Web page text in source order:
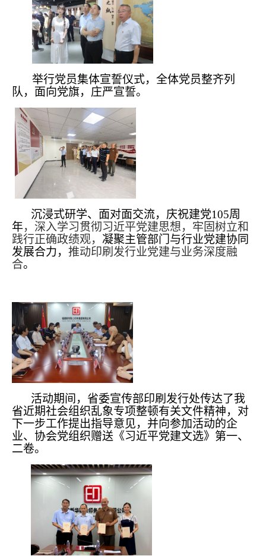
举行党员集体宣誓仪式，全体党员整齐列
队，面向党旗，庄严宣誓。
沉浸式研学、面对面交流，庆祝建党105周
年，深入学习贯彻习近平党建思想，牢固树立和
践行正确政绩观， 凝聚主管部门与行业党建协同
发展合力， 推动印刷发行业党建与业务深度融
合。
活动期间，省委宣传部印刷发行处传达了我
省近期社会组织乱象专项整顿有关文件精神，对
下一步工作提出指导意见，并向参加活动的企
业、协会党组织赠送《习近平党建文选》第一、
二卷。